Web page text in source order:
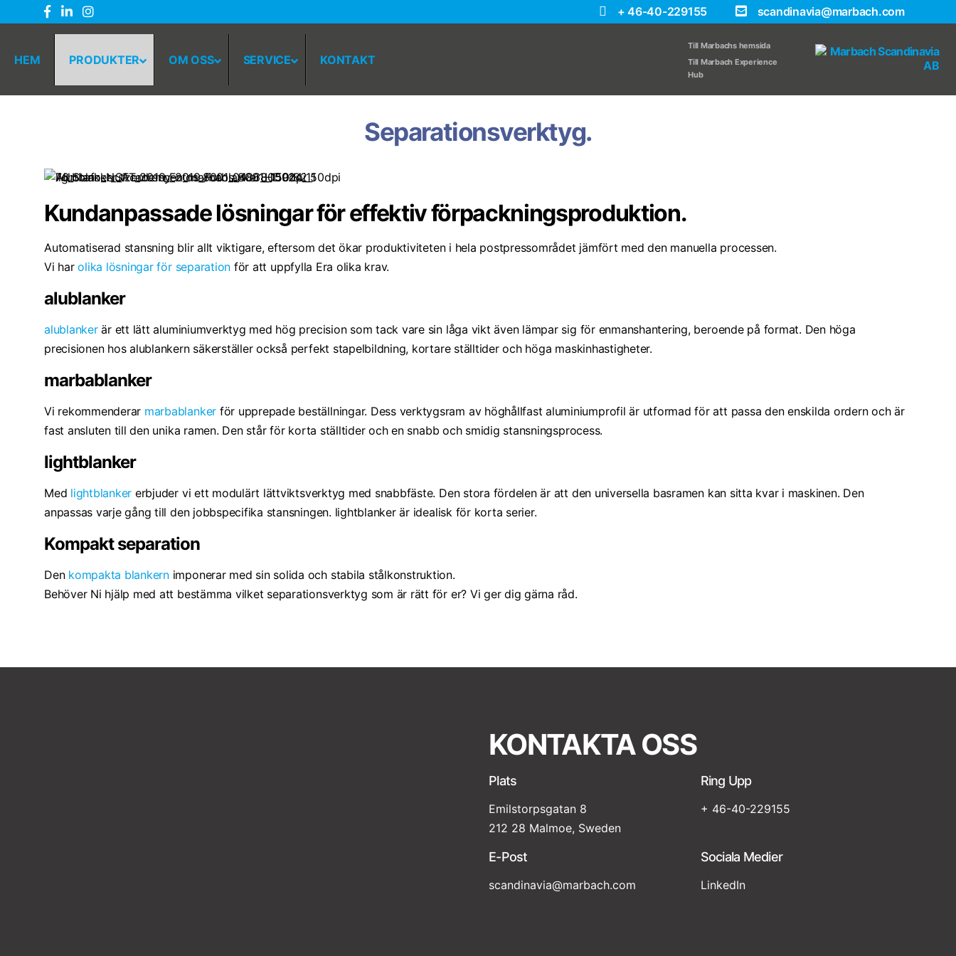
+ 46-40-229155 scandinavia@marbach.com
HEM PRODUKTER OM OSS SERVICE KONTAKT
Till Marbachs hemsida
Till Marbach Experience
Hub
Separationsverktyg.
Kundanpassade lösningar för effektiv förpackningsproduktion.
Automatiserad stansning blir allt viktigare, eftersom det ökar produktiviteten i hela postpressområdet jämfört med den manuella processen.
Vi harolika lösningar för separation för att uppfylla Era olika krav.
alublanker
alublankerär ett lätt aluminiumverktyg med hög precision som tack vare sin låga vikt även lämpar sig för enmanshantering, beroende på format. Den höga
precisionen hos alublankern säkerställer också perfekt stapelbildning, kortare ställtider och höga maskinhastigheter.
marbablanker
Vi rekommenderar marbablanker för upprepade beställningar. Dess verktygsram av höghållfast aluminiumprofil är utformad för att passa den enskilda ordern och är
fast ansluten till den unika ramen. Den står för korta ställtider och en snabb och smidig stansningsprocess.
lightblanker
Med lightblanker erbjuder vi ett modulärt lättviktsverktyg med snabbfäste. Den stora fördelen är att den universella basramen kan sitta kvar i maskinen. Den
anpassas varje gång till den jobbspecifika stansningen. lightblanker är idealisk för korta serier.
Kompakt separation
Den kompakta blankernimponerar med sin solida och stabila stålkonstruktion.
Behöver Ni hjälp med att bestämma vilket separationsverktyg som är rätt för er? Vi ger dig gärna råd.
KONTAKTA OSS
Plats
Emilstorpsgatan 8
212 28 Malmoe, Sweden
Ring Upp
+ 46-40-229155
E-Post
scandinavia@marbach.com
Sociala Medier
LinkedIn